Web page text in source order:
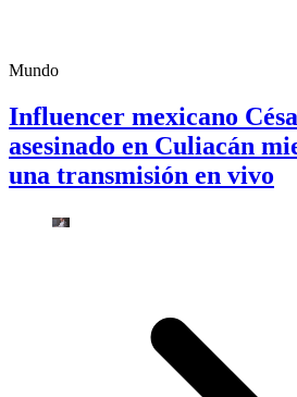
Mundo
Influencer mexicano
asesinado en Culiacán
una transmisión en vivo